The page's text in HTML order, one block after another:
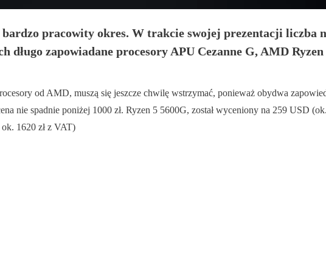
pracowity okres. W trakcie swojej prezentacji liczba
długo zapowiadane procesory APU Cezanne G, AMD
od AMD, muszą się jeszcze chwilę wstrzymać, ponieważ obydwa
nie spadnie poniżej 1000 zł. Ryzen 5 5600G, został wyceniony na 259 USD
1620 zł z VAT)